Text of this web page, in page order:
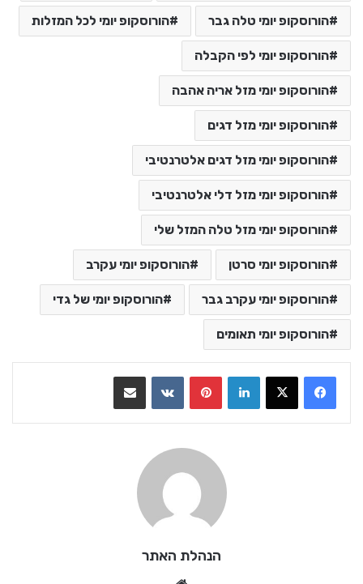
הורוסקופ יומי טלה גבר הורוסקופ יומי לכל המזלות
הורוסקופ יומי לפי הקבלה
הורוסקופ יומי מזל אריה אהבה
הורוסקופ יומי מזל דגים
הורוסקופ יומי מזל דגים אלטרנטיבי
הורוסקופ יומי מזל דלי אלטרנטיבי
הורוסקופ יומי מזל טלה המזל שלי
הורוסקופ יומי סרטן הורוסקופ יומי עקרב
הורוסקופ יומי עקרב גבר הורוסקופ יומי של גדי
הורוסקופ יומי תאומים
LinkedIn
VKontakte
הנהלת האתר